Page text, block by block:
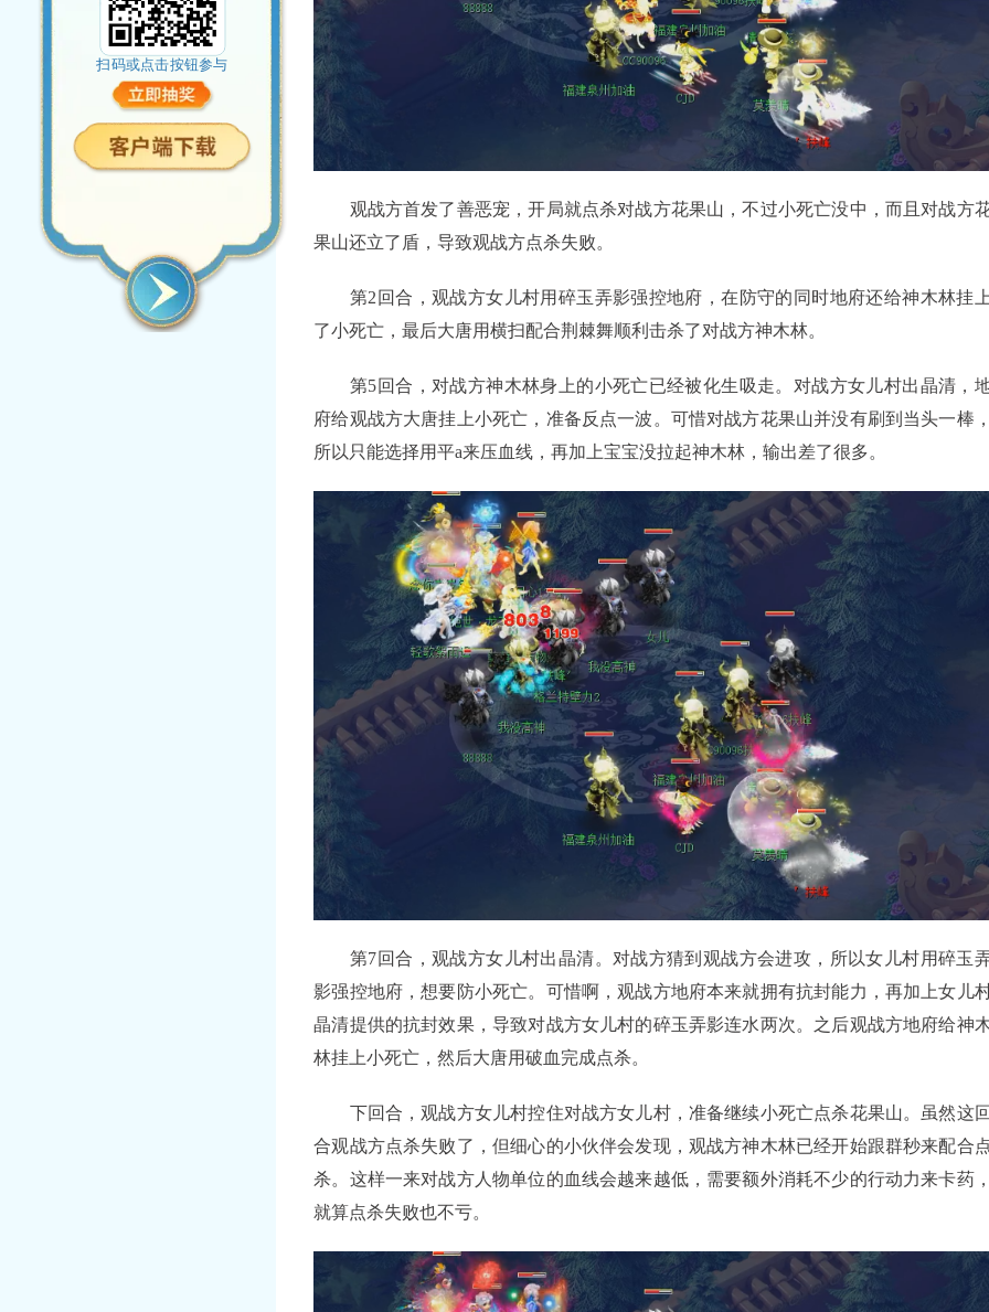
观战方首发了善恶宠，开局就点杀对战方花果山，不过小死亡没中，而且对战方
果山还立了盾，导致观战方点杀失败。
第2回合，观战方女儿村用碎玉弄影强控地府，在防守的同时地府还给神木林挂
了小死亡，最后大唐用横扫配合荆棘舞顺利击杀了对战方神木林。
第5回合，对战方神木林身上的小死亡已经被化生吸走。对战方女儿村出晶清，
府给观战方大唐挂上小死亡，准备反点一波。可惜对战方花果山并没有刷到当头一棒
所以只能选择用平a来压血线，再加上宝宝没拉起神木林，输出差了很多。
第7回合，观战方女儿村出晶清。对战方猜到观战方会进攻，所以女儿村用碎玉
影强控地府，想要防小死亡。可惜啊，观战方地府本来就拥有抗封能力，再加上女儿
晶清提供的抗封效果，导致对战方女儿村的碎玉弄影连水两次。之后观战方地府给神
林挂上小死亡，然后大唐用破血完成点杀。
下回合，观战方女儿村控住对战方女儿村，准备继续小死亡点杀花果山。虽然这
合观战方点杀失败了，但细心的小伙伴会发现，观战方神木林已经开始跟群秒来配合
杀。这样一来对战方人物单位的血线会越来越低，需要额外消耗不少的行动力来卡药
就算点杀失败也不亏。
扫码或点击按钮参与